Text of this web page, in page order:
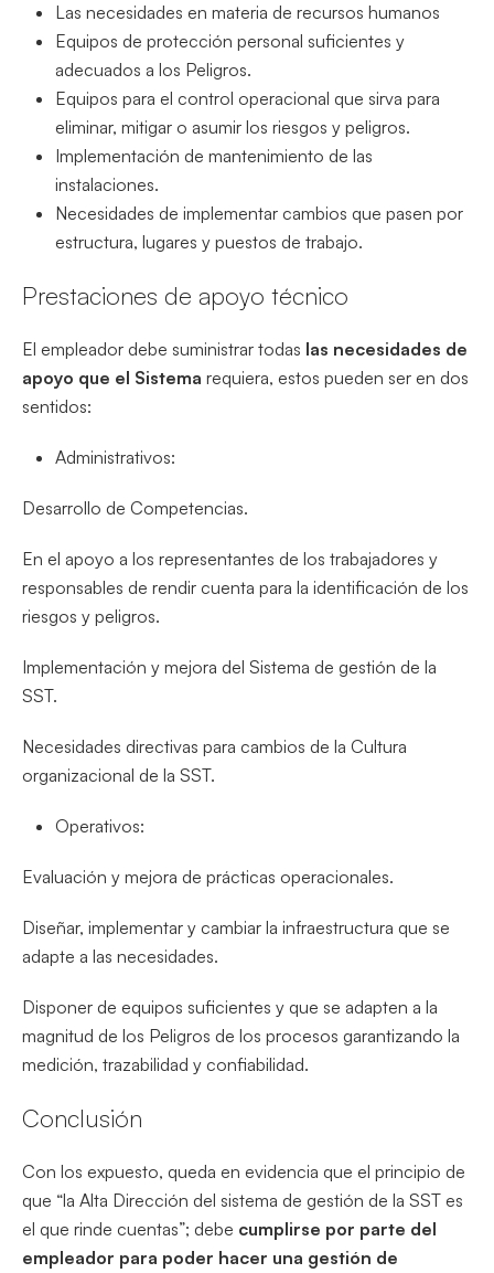
Las necesidades en materia de recursos humanos
Equipos de protección personal suficientes y
adecuados a los Peligros.
Equipos para el control operacional que sirva para
eliminar, mitigar o asumir los riesgos y peligros.
Implementación de mantenimiento de las
instalaciones.
Necesidades de implementar cambios que pasen por
estructura, lugares y puestos de trabajo.
Prestaciones de apoyo técnico
El empleador debe suministrar todas las necesidades de
apoyo que el Sistema requiera, estos pueden ser en dos
sentidos:
Administrativos:
Desarrollo de Competencias.
En el apoyo a los representantes de los trabajadores y
responsables de rendir cuenta para la identificación de los
riesgos y peligros.
Implementación y mejora del Sistema de gestión de la
SST.
Necesidades directivas para cambios de la Cultura
organizacional de la SST.
Operativos:
Evaluación y mejora de prácticas operacionales.
Diseñar, implementar y cambiar la infraestructura que se
adapte a las necesidades.
Disponer de equipos suficientes y que se adapten a la
magnitud de los Peligros de los procesos garantizando la
medición, trazabilidad y confiabilidad.
Conclusión
Con los expuesto, queda en evidencia que el principio de
que “la Alta Dirección del sistema de gestión de la SST es
el que rinde cuentas”; debe cumplirse por parte del
empleador para poder hacer una gestión de